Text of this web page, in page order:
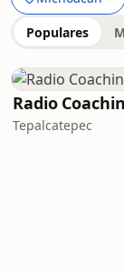
Populares
Tepalcatepec